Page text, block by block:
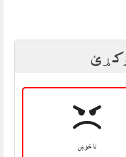
وکړئ
نا خوښ